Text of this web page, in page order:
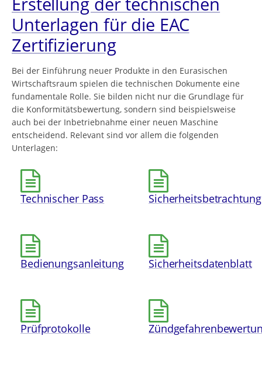
Unterlagen für die EAC
Zertifizierung
Bei der Einführung neuer Produkte in den Eurasischen
Wirtschaftsraum spielen die technischen Dokumente eine
fundamentale Rolle. Sie bilden nicht nur die Grundlage für
die Konformitätsbewertung, sondern sind beispielsweise
auch bei der Inbetriebnahme einer neuen Maschine
entscheidend. Relevant sind vor allem die folgenden
Unterlagen:
Technischer Pass Sicherheitsbetrachtung
Bedienungsanleitung Sicherheitsdatenblatt
Prüfprotokolle